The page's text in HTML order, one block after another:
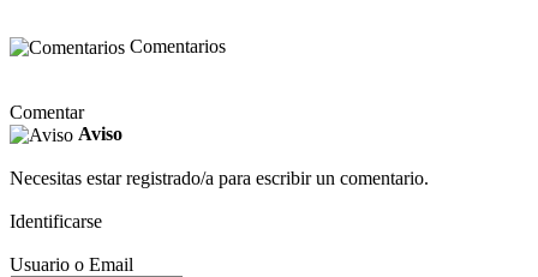
Comentarios
Comentar
Aviso
Necesitas estar registrado/a para escribir un comentario.
Identificarse
Usuario o Email